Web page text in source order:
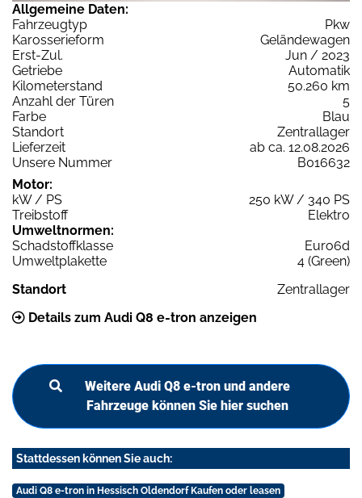
Allgemeine Daten:
Fahrzeugtyp
Pkw
Karosserieform
Geländewagen
Erst-Zul.
Jun / 2023
Getriebe
Automatik
Kilometerstand
50.260 km
Anzahl der Türen
5
Farbe
Blau
Standort
Zentrallager
Lieferzeit
ab ca. 12.08.2026
Unsere Nummer
B016632
Motor:
kW / PS
250 kW / 340 PS
Treibstoff
Elektro
Umweltnormen:
Schadstoffklasse
Euro6d
Umweltplakette
4 (Green)
Standort
Zentrallager
Details zum Audi Q8 e-tron anzeigen
Weitere Audi Q8 e-tron und andere
Fahrzeuge können Sie hier suchen
Stattdessen können Sie auch:
Audi Q8 e-tron in Hessisch Oldendorf Kaufen oder leasen